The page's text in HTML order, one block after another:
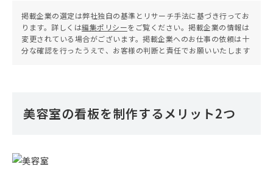
掲載企業の選定は弊社独自の基準とリサーチ手法に基づき行ってお
ります。詳しくは編集ポリシーをご覧ください。掲載企業の情報は
変更されている場合がございます。掲載企業へのお仕事の依頼は十
分な確認を行ったうえで、お客様の判断と責任でお願いいたします
美容室の看板を制作するメリット2つ